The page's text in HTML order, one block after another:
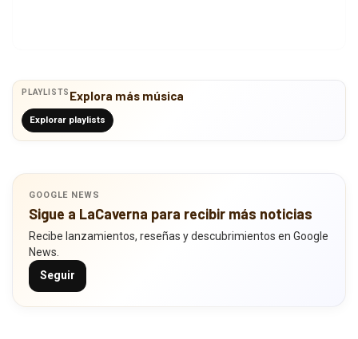
PLAYLISTS Explora más música
Explorar playlists
GOOGLE NEWS
Sigue a LaCaverna para recibir más noticias
Recibe lanzamientos, reseñas y descubrimientos en Google
News.
Seguir